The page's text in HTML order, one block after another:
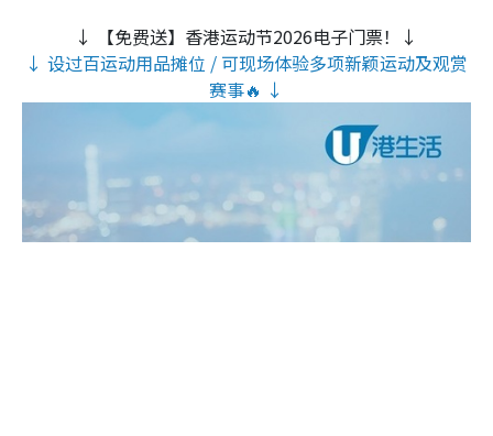
↓ 【免费送】香港运动节2026电子门票！↓
↓ 设过百运动用品摊位 / 可现场体验多项新颖运动及观赏
赛事🔥 ↓